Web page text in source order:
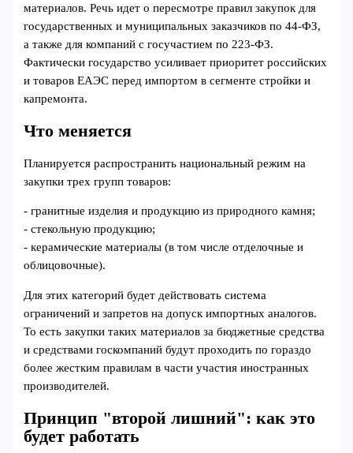
материалов. Речь идет о пересмотре правил закупок для
государственных и муниципальных заказчиков по 44‑ФЗ,
а также для компаний с госучастием по 223‑ФЗ.
Фактически государство усиливает приоритет российских
и товаров ЕАЭС перед импортом в сегменте стройки и
капремонта.
Что меняется
Планируется распространить национальный режим на
закупки трех групп товаров:
- гранитные изделия и продукцию из природного камня;
- стекольную продукцию;
- керамические материалы (в том числе отделочные и
облицовочные).
Для этих категорий будет действовать система
ограничений и запретов на допуск импортных аналогов.
То есть закупки таких материалов за бюджетные средства
и средствами госкомпаний будут проходить по гораздо
более жестким правилам в части участия иностранных
производителей.
Принцип "второй лишний": как это
будет работать